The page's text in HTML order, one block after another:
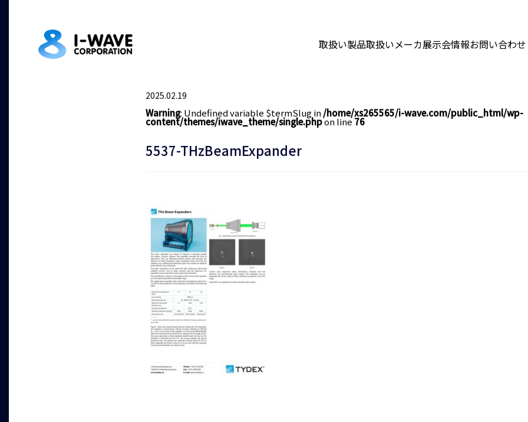
取扱い製品取扱いメーカ展示会情報お問い合わせ
Warning: Undefined variable $termSlug in/home/xs265565/i-wave.com/public_html/wp-
content/themes/iwave_theme/single.php on line 76
5537-THzBeamExpander